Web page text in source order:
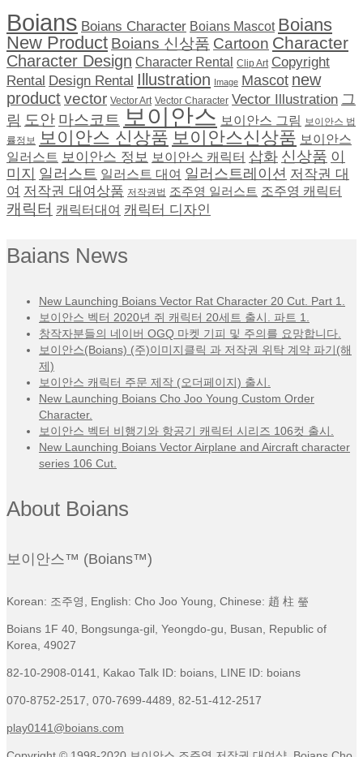
Boians Boians Character Boians Mascot Boians
New Product Boians 신상품 Cartoon Character
Character Design Character Rental Clip Art Copyright
Rental Design Rental Illustration Image Mascot new
productvector Vector Art Vector Character Vector Illustration 그
림 도안 마스코트 보이안스 보이안스 그림 보이안스 법
률정보
보이안스 신상품 보이안스신상품 보이안스
일러스트 보이안스 정보 보이안스 캐릭터 삽화 신상품 이
미지 일러스트 일러스트 대여 일러스트레이션 저작권 대
여 저작권 대여상품 저작권법 조주영 일러스트 조주영 캐릭터
캐릭터 캐릭터대여 캐릭터 디자인
Baians News
New Launching Boians Vector Rat Character 20 Cut. Part 1.
보이안스 벡터 2020년 쥐 캐릭터 20세트 출시. 파트 1.
창작자분들의 네이버 OGQ 마켓 기피 및 주의를 요망합니다.
보이안스(Boians) (주)이미지클릭 과 저작권 위탁 계약 파기(해
제)
보이안스 캐릭터 주문 제작 (오더페이지) 출시.
New Launching Boians Cho Joo Young Custom Order
Character.
보이안스 벡터 비행기와 항공기 캐릭터 시리즈 106컷 출시.
New Launching Boians Vector Airplane and Aircraft character
series 106 Cut.
About Boians
보이안스™ (Boians™)
Korean: 조주영, English: Cho Joo Young, Chinese: 趙 柱 瑩
Boians 1F 40, Bongsunga-gil, Yeongdo-gu, Busan, Republic of
Korea, 49027
82-10-2908-0141, Kakao Talk ID: boians, LINE ID: boians
070-8752-2517, 070-7699-4489, 82-51-412-2517
play0141@boians.com